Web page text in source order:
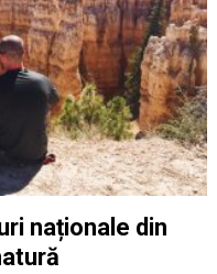
naționale din